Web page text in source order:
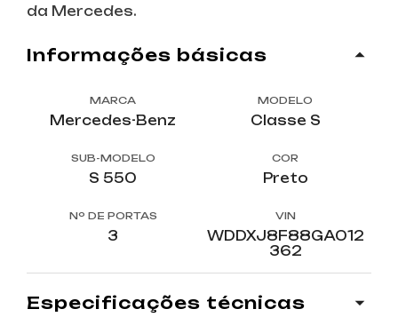
da Mercedes.
informações básicas
MARCA
Mercedes-Benz
MODELO
Classe S
SUB-MODELO
S 550
COR
Preto
Nº DE PORTAS
3
VIN
WDDXJ8F88GA012
362
especificações técnicas